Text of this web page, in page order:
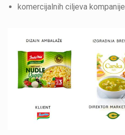
komercijalnih ciljeva kompanije.